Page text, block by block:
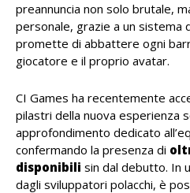
preannuncia non solo brutale,
personale, grazie a un sistema
promette di abbattere ogni
giocatore e il proprio avatar.
CI Games ha recentemente
pilastri della nuova esperienza
approfondimento dedicato
confermando la presenza di
disponibili sin dal debutto. In
dagli sviluppatori polacchi, è